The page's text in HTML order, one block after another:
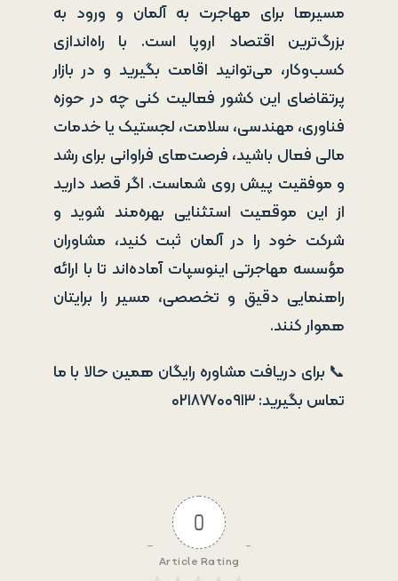
مسیرها برای مهاجرت به آلمان و ورود به
بزرگ‌ترین اقتصاد اروپا است. با راه‌اندازی
کسب‌وکار، می‌توانید اقامت بگیرید و در بازار
پرتقاضای این کشور فعالیت کنی چه در حوزه
فناوری، مهندسی، سلامت، لجستیک یا خدمات
مالی فعال باشید، فرصت‌های فراوانی برای رشد
و موفقیت پیش روی شماست. اگر قصد دارید
از این موقعیت استثنایی بهره‌مند شوید و
شرکت خود را در آلمان ثبت کنید، مشاوران
مؤسسه مهاجرتی اینوسپات آماده‌اند تا با ارائه
راهنمایی دقیق و تخصصی، مسیر را برایتان
هموار کنند.
📞 برای دریافت مشاوره رایگان همین حالا با ما
تماس بگیرید: ۰۲۱۸۷۷۰۰۹۱۳
0
Article Rating